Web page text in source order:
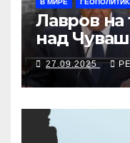
В МИРЕ
Лавров
над
27.09.2025